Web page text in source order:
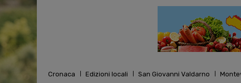
Cronaca Edizioni locali San Giovanni Valdarno